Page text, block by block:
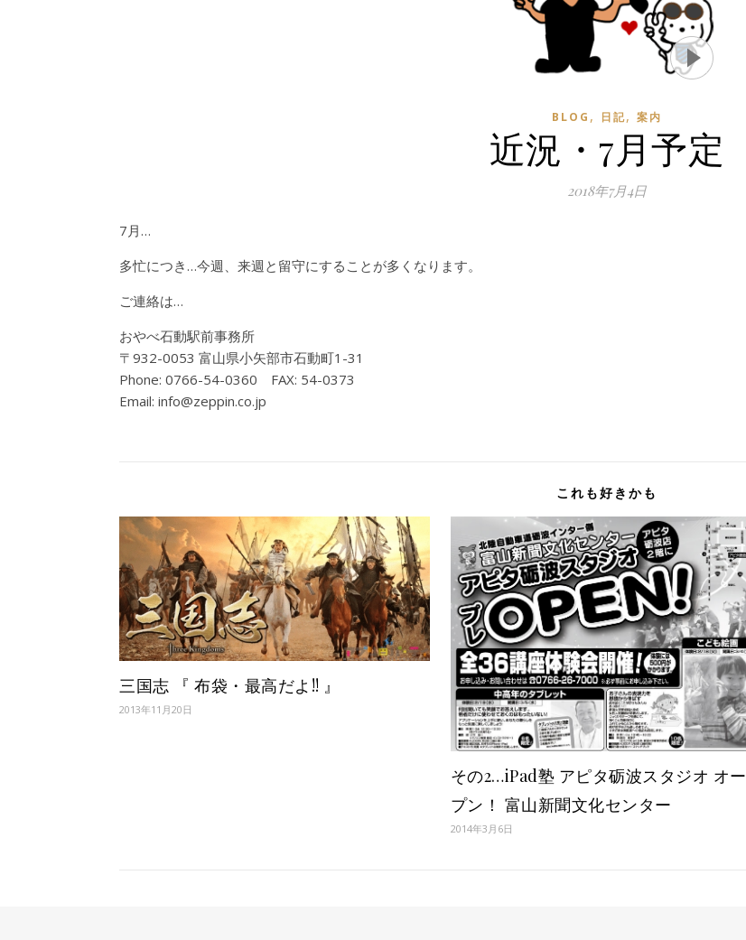
BLOG , 日記, 案内
近況・7月予定
2018年7月4日
7月…
多忙につき…今週、来週と留守にすることが多くなります。
ご連絡は…
おやべ石動駅前事務所
〒932-0053 富山県小矢部市石動町1-31
Phone: 0766-54-0360 FAX: 54-0373
Email: info@zeppin.co.jp
これも好きかも
三国志 『 布袋・最高だよ!! 』
2013年11月20日
その2…iPad塾 アピタ砺波スタジオ オー
プン！ 富山新聞文化センター
2014年3月6日